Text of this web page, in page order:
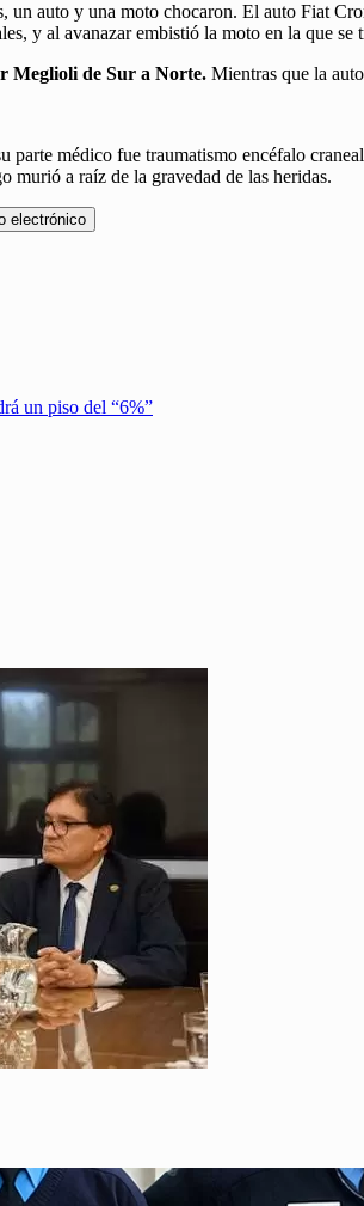
un auto y una moto chocaron. El auto Fiat
y al avanazar embistió la moto en la que se
Meglioli de Sur a Norte. Mientras que la
médico fue traumatismo encéfalo
murió a raíz de la gravedad de las heridas.
electrónico
un piso del “6%”